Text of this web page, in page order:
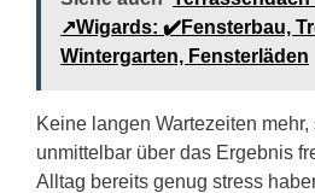
↗️Wigards: ✔️Fensterbau,
Wintergarten, Fensterläden
Keine langen Wartezeiten mehr,
unmittelbar über das Ergebnis
Alltag bereits genug stress